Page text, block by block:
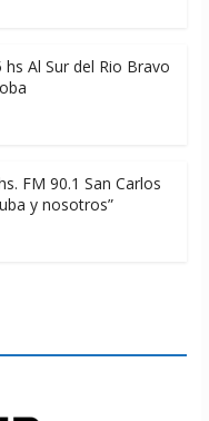
Al Sur del Rio Bravo
FM 90.1 San Carlos
y nosotros”